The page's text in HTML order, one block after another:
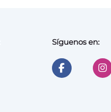
Síguenos en: